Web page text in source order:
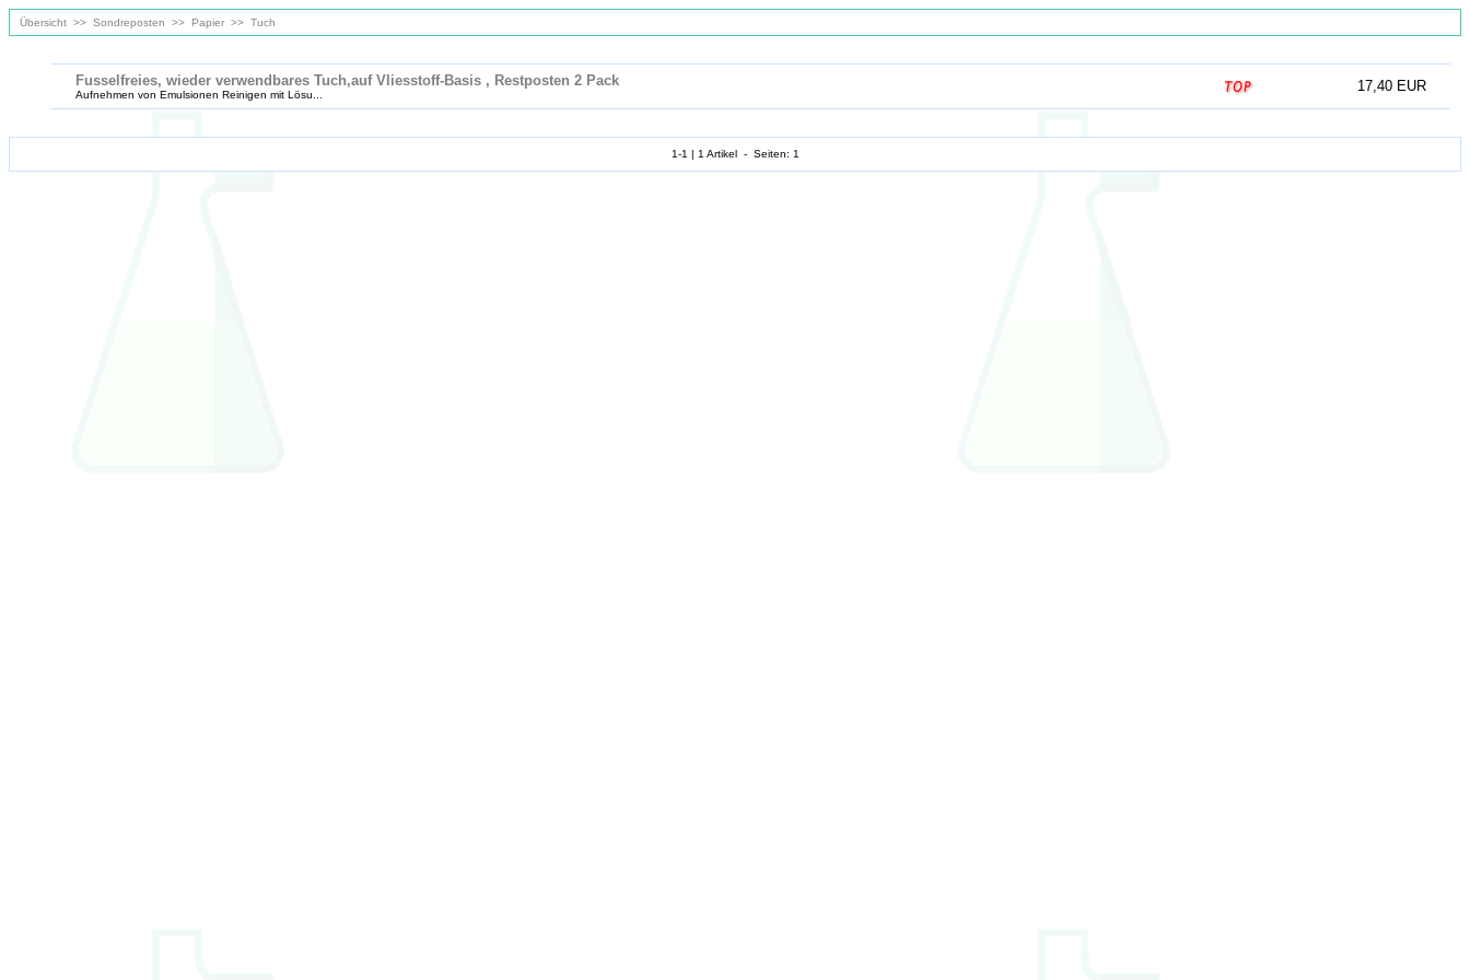
Übersicht >> Sondreposten >> Papier >> Tuch
Fusselfreies, wieder verwendbares Tuch,auf Vliesstoff-Basis , Restposten 2 Pack
Aufnehmen von Emulsionen Reinigen mit Lösu...
17,40 EUR
1-1 | 1 Artikel - Seiten: 1